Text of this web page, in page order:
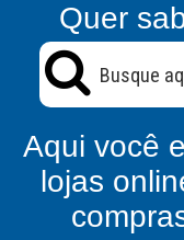
Quer
Aqui você
lojas